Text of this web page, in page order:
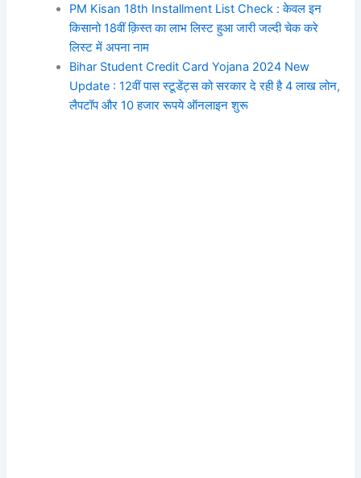
PM Kisan 18th Installment List Check : केवल इन
किसानो 18वीं क़िस्त का लाभ लिस्ट हुआ जारी जल्दी चेक करे
लिस्ट में अपना नाम
Bihar Student Credit Card Yojana 2024 New
Update : 12वीं पास स्टूडेंट्स को सरकार दे रही है 4 लाख लोन,
लैपटॉप और 10 हजार रूपये ऑनलाइन शुरू